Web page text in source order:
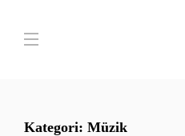
Kategori: Müzik